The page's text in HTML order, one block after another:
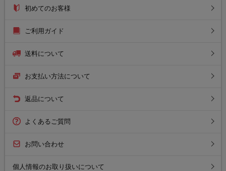
初めてのお客様
ご利用ガイド
送料について
お支払い方法について
返品について
よくあるご質問
お問い合わせ
個人情報のお取り扱いについて